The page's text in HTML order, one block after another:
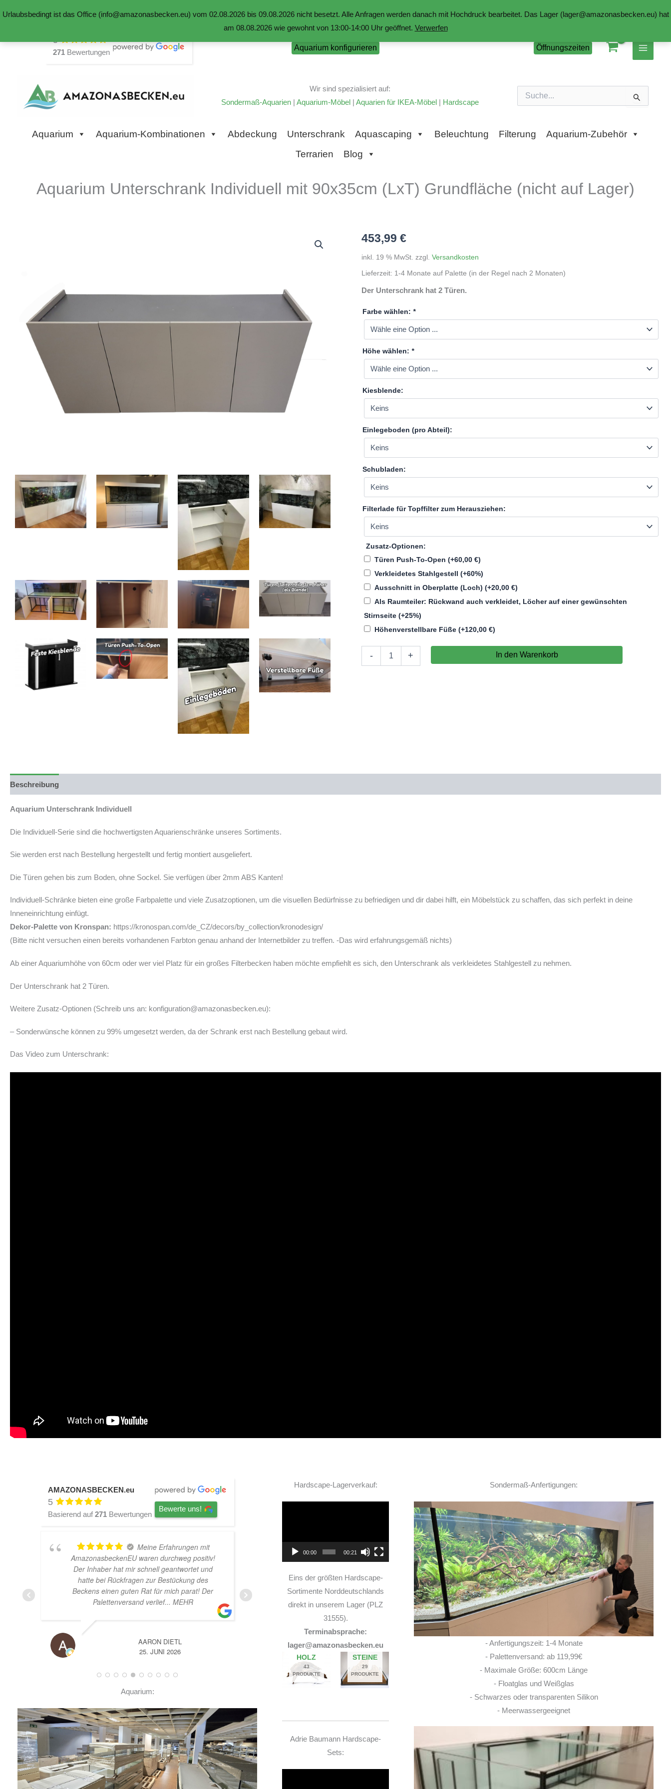
Urlaubsbedingt ist das Office (info@amazonasbecken.eu) vom 02.08.2026 bis 09.08.2026 nicht besetzt. Alle Anfragen werden danach mit Hochdruck bearbeitet. Das Lager (lager@amazonasbecken.eu) hat
am 08.08.2026 wie gewohnt von 13:00-14:00 Uhr geöffnet. Verwerfen
5
271 Bewertungen
Aquarium konfigurieren Öffnungszeiten
Wir sind spezialisiert auf:
Sondermaß-Aquarien | Aquarium-Möbel | Aquarien für IKEA-Möbel | Hardscape
nach:
Aquarium Aquarium-Kombinationen Abdeckung Unterschrank Aquascaping Beleuchtung Filterung
Aquarium-Zubehör
Terrarien
Blog
Aquarium Unterschrank Individuell mit 90x35cm (LxT) Grundfläche (nicht auf Lager)
453,99€
inkl. 19 % MwSt. zzgl.Versandkosten
Lieferzeit: 1-4 Monate auf Palette (in der Regel nach 2 Monaten)
Der Unterschrank hat 2 Türen.
Farbe wählen:*
Höhe wählen:*
Kiesblende:
Einlegeboden (pro Abteil):
Schubladen:
Filterlade für Topffilter zum Herausziehen:
Zusatz-Optionen:
Türen Push-To-Open(+60,00€)
Verkleidetes Stahlgestell(+60%)
Ausschnitt in Oberplatte (Loch)(+20,00€)
Als Raumteiler: Rückwand auch verkleidet, Löcher auf einer gewünschten
Stirnseite(+25%)
Höhenverstellbare Füße(+120,00€)
-
Unterschrank
+ In den Warenkorb
Beschreibung
Aquarium Unterschrank Individuell
Die Individuell-Serie sind die hochwertigsten Aquarienschränke unseres Sortiments.
Sie werden erst nach Bestellung hergestellt und fertig montiert ausgeliefert.
Die Türen gehen bis zum Boden, ohne Sockel. Sie verfügen über 2mm ABS Kanten!
Individuell-Schränke bieten eine große Farbpalette und viele Zusatzoptionen, um die visuellen Bedürfnisse zu befriedigen und dir dabei hilft, ein Möbelstück zu schaffen, das sich perfekt in deine
Inneneinrichtung einfügt.
Dekor-Palette von Kronspan: https://kronospan.com/de_CZ/decors/by_collection/kronodesign/
(Bitte nicht versuchen einen bereits vorhandenen Farbton genau anhand der Internetbilder zu treffen. -Das wird erfahrungsgemäß nichts)
Ab einer Aquariumhöhe von 60cm oder wer viel Platz für ein großes Filterbecken haben möchte empfiehlt es sich, den Unterschrank als verkleidetes Stahlgestell zu nehmen.
Der Unterschrank hat 2 Türen.
Weitere Zusatz-Optionen (Schreib uns an: konfiguration@amazonasbecken.eu):
– Sonderwünsche können zu 99% umgesetzt werden, da der Schrank erst nach Bestellung gebaut wird.
Das Video zum Unterschrank:
AMAZONASBECKEN.eu
5
Basierend auf 271 Bewertungen
Bewerte uns!
Meine Erfahrungen mit
AmazonasbeckenEU waren durchweg positiv!
Der Inhaber hat mir schnell geantwortet und
hatte bei Rückfragen zur Bestückung des
Beckens einen guten Rat für mich parat! Der
Palettenversand verlief... MEHR
AARON DIETL
25. JUNI 2026
TOP Hardscape im Laden
und sehr nette Beratung! Ich bin super Glücklich
A
14. JUNI 2026
Ich habe vor einem Jahr zwei
Rochen hier erworben. Von Anfang bis Ende
habe ich eine super kompetente und ehrliche
Beratung erhalten! Auch im Nachgang bei
Fragen, habe ich immer
... MEHR
LISA ROHRLACHE
10. JUNI 2026
Aquarium:
Hardscape-Lagerverkauf:
00:00 00:21
Eins der größten Hardscape-
Sortimente Norddeutschlands
direkt in unserem Lager (PLZ
31555).
Terminabsprache:
lager@amazonasbecken.eu
HOLZ
43
PRODUKTE
STEINE
29
PRODUKTE
Adrie Baumann Hardscape-
Sets:
Sondermaß-Anfertigungen:
- Anfertigungszeit: 1-4 Monate
- Palettenversand: ab 119,99€
- Maximale Größe: 600cm Länge
- Floatglas und Weißglas
- Schwarzes oder transparenten Silikon
- Meerwassergeeignet